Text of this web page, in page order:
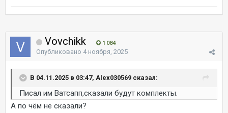
Vovchikk 1 084
Опубликовано 4 ноября, 2025
В 04.11.2025 в 03:47, Alex030569 сказал:
Писал им Ватсапп,сказали будут комплекты.
А по чём не сказали?